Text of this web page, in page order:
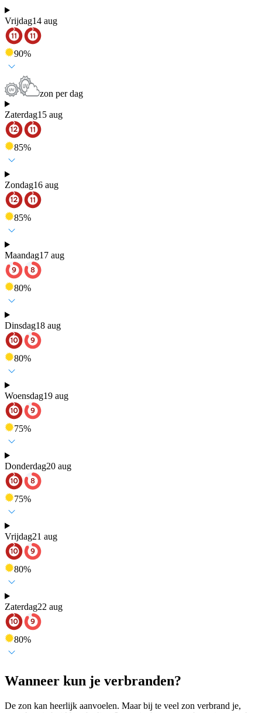
Vrijdag14 aug
90%
zon per dag
Zaterdag15 aug
85%
Zondag16 aug
85%
Maandag17 aug
80%
Dinsdag18 aug
80%
Woensdag19 aug
75%
Donderdag20 aug
75%
Vrijdag21 aug
80%
Zaterdag22 aug
80%
Wanneer kun je verbranden?
De zon kan heerlijk aanvoelen. Maar bij te veel zon verbrand je,